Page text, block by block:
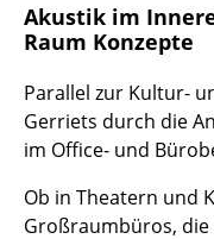
... alle Tische
Aufbewahren
Regale &
Wandregale
Akustik im
Raum Konzepte
Parallel zur Kultur-
Gerriets durch die
im Office- und
Ob in Theatern und
Großraumbüros,